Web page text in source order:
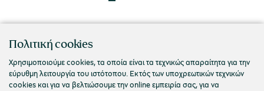
Ενημερωθείτε για νέα προϊόντα και
προσφορές
Πολιτική cookies
Χρησιμοποιούμε cookies, τα οποία είναι τα τεχνικώς απαραίτητα για την
εύρυθμη λειτουργία του ιστότοπου. Εκτός των υποχρεωτικών τεχνικών
cookies και για να βελτιώσουμε την online εμπειρία σας, για να